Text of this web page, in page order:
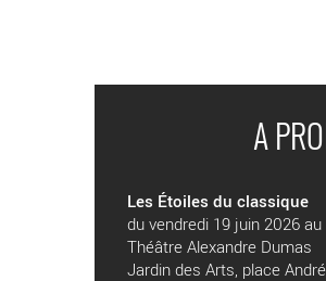
A
Les Étoiles du classique
du vendredi 19 juin 2026
Théâtre Alexandre Dumas
Jardin des Arts, place